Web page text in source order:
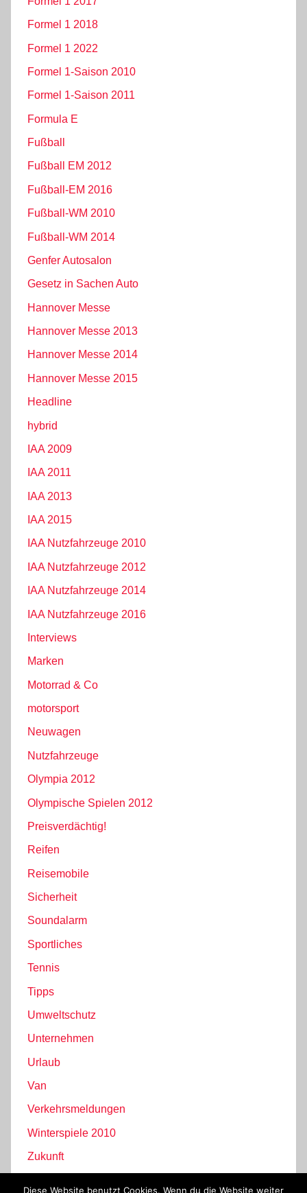
Formel 1 2018
Formel 1 2022
Formel 1-Saison 2010
Formel 1-Saison 2011
Formula E
Fußball
Fußball EM 2012
Fußball-EM 2016
Fußball-WM 2010
Fußball-WM 2014
Genfer Autosalon
Gesetz in Sachen Auto
Hannover Messe
Hannover Messe 2013
Hannover Messe 2014
Hannover Messe 2015
Headline
hybrid
IAA 2009
IAA 2011
IAA 2013
IAA 2015
IAA Nutzfahrzeuge 2010
IAA Nutzfahrzeuge 2012
IAA Nutzfahrzeuge 2014
IAA Nutzfahrzeuge 2016
Interviews
Marken
Motorrad & Co
motorsport
Neuwagen
Nutzfahrzeuge
Olympia 2012
Olympische Spielen 2012
Preisverdächtig!
Reifen
Reisemobile
Sicherheit
Soundalarm
Sportliches
Tennis
Tipps
Umweltschutz
Unternehmen
Urlaub
Van
Verkehrsmeldungen
Winterspiele 2010
Zukunft
Diese Website benutzt Cookies. Wenn du die Website weiter